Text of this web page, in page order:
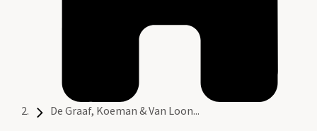
De Graaf, Koeman & Van Loon...